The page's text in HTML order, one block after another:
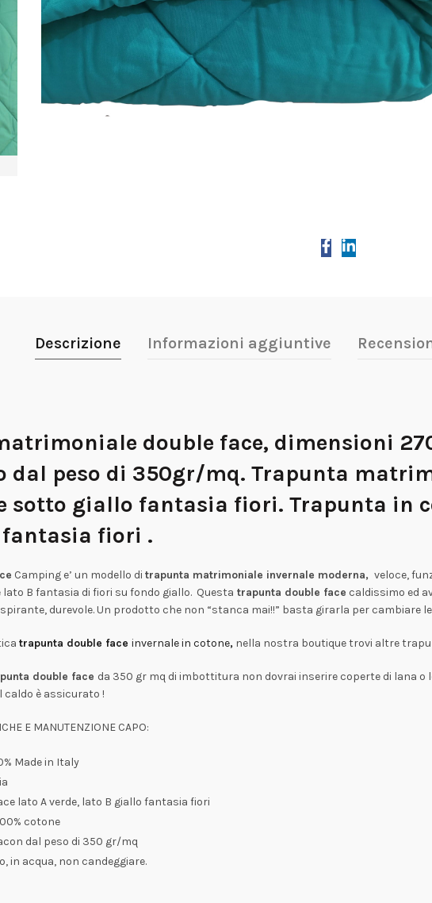
Descrizione Informazioni aggiuntive
double face, dimensioni
dal peso di 350gr/mq. Trapunta
sotto giallo fantasia fiori. Trapunta in
fiori .
Camping e’ un modello di trapunta matrimoniale invernale moderna, veloce,
lato B fantasia di fiori su fondo giallo. Questa trapunta double face caldissimo ed
durevole.Un prodotto che non “stanca mai!!” basta girarla per cambiare
trapunta double face invernale in cotone, nella nostra boutique trovi altre
double face da 350 gr mq di imbottitura non dovrai inserire coperte di lana
caldo è assicurato !
E MANUTENZIONE CAPO:
Made in Italy
lato A verde, lato B giallo fantasia fiori
cotone
dal peso di 350 gr/mq
in acqua, non candeggiare.